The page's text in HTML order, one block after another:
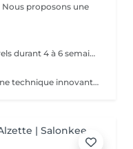
Apporte de la courbure aux cils naturels durant 4 à 6 semaines.
Le rehaussement de cils coréen est une technique innovante qui permet de courber les cils naturels dès la racine. Contrairement aux méthodes classiques, il utilise une formule douce à base de Cystéamine, sans colle, ce qui idéal pour les cils fragiles ou les yeux sensibles. Entre les deux étapes, un soin des cils est réalisé pour nourrir les cils en profondeur. Choisissez l'option avec coloration pour un effet plus marqué et profond.